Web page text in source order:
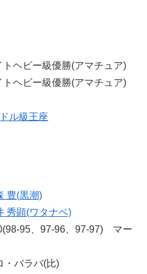
ヘビー級優勝(アマチュア)
ヘビー級優勝(アマチュア)
ル級王座
豊(黒潮)
秀顕(ワタナベ)
95、97-96、97-97) マー
バラバ(比)